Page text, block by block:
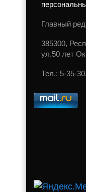
Главный
385300,
ул.50 лет
Тел.: 5-35-